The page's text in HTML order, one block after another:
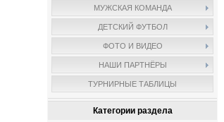
МУЖСКАЯ КОМАНДА
ДЕТСКИЙ ФУТБОЛ
ФОТО И ВИДЕО
НАШИ ПАРТНЁРЫ
ТУРНИРНЫЕ ТАБЛИЦЫ
Категории раздела